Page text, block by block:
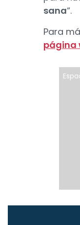
sana“.
Para
página